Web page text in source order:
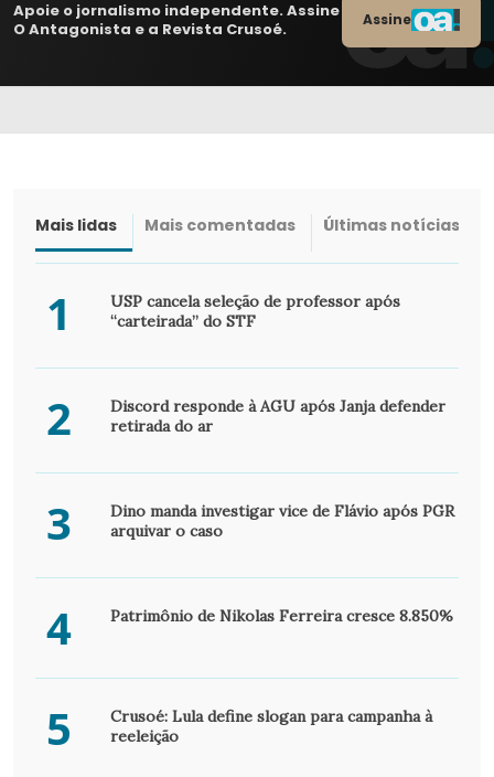
Apoie o jornalismo independente. Assine
O Antagonista e a Revista Crusoé.
Assine
Mais lidas Mais comentadas Últimas notícias
1
USP cancela seleção de professor após
“carteirada” do STF
2
Discord responde à AGU após Janja defender
retirada do ar
3
Dino manda investigar vice de Flávio após PGR
arquivar o caso
4 Patrimônio de Nikolas Ferreira cresce 8.850%
5
Crusoé: Lula define slogan para campanha à
reeleição